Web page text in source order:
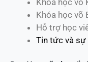
Khóa học võ
Hỗ trợ học
Tin tức và sự